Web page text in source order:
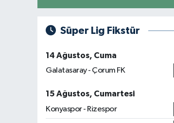
Süper Lig Fikstür
14 Ağustos, Cuma
Galatasaray - Çorum FK
15 Ağustos, Cumartesi
Konyaspor - Rizespor